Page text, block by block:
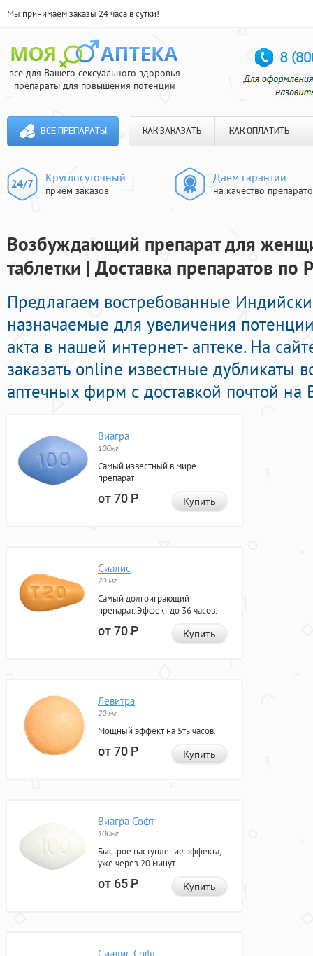
Мы принимаем заказы 24 часа в сутки!
все для Вашего сексуального здоровья
препараты для повышения потенции
ВСЕ ПРЕПАРАТЫ КАК ЗАКАЗАТЬ КАК ОПЛАТИТЬ
Круглосуточный
прием заказов
Даем гарантии
на качество
Возбуждающий препарат для
таблетки | Доставка препаратов по
Предлагаем востребованные
назначаемые для увеличения
акта в нашей интернет- аптеке. На
заказать online известные дубликаты
аптечных фирм с доставкой почтой на
Виагра
100мг
Самый известный в мире
препарат
от 70Р Купить
Сиалис
20 мг
Самый долгоиграющий
препарат. Эффект до 36 часов.
от 70Р Купить
Левитра
20 мг
Мощный эффект на 5ть часов.
от 70Р Купить
Виагра Софт
100мг
Быстрое наступление эффекта,
уже через 20 минут.
от 65Р Купить